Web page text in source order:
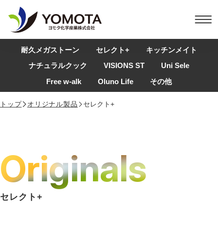
耐久メガストーン セレクト+
キッチンメイト
ナチュラルクック
VISIONS ST
Uni Sele
Free w-alk
Oluno Life その他
トップ オリジナル製品 セレクト+
Originals
セレクト+